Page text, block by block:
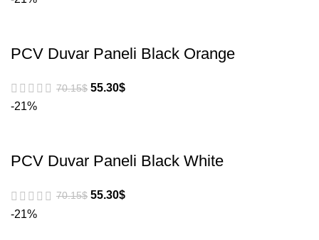
PCV Duvar Paneli Black Orange
70.15$ 55.30$
-21%
PCV Duvar Paneli Black White
70.15$ 55.30$
-21%